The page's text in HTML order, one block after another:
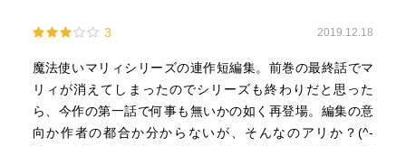
3 2019.12.18
魔法使いマリィシリーズの連作短編集。前巻の最終話でマ
リィが消えてしまったのでシリーズも終わりだと思った
ら、今作の第一話で何事も無いかの如く再登場。編集の意
向か作者の都合か分からないが、そんなのアリか？(^-